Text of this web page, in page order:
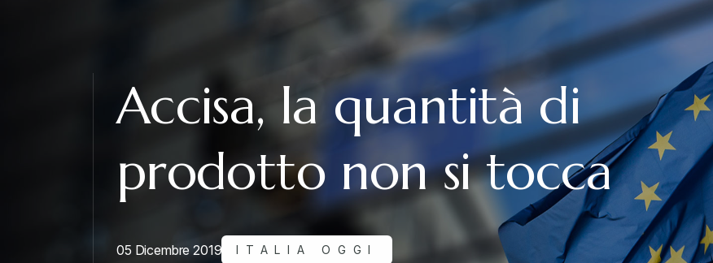
Accisa, la quantità di
prodotto non si tocca
05 Dicembre 2019 ITALIA OGGI